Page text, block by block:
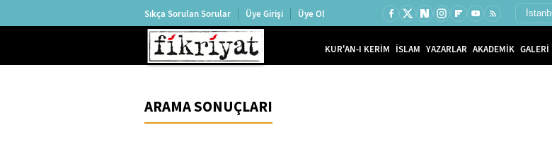
Sıkça Sorulan Sorular Üye Girişi Üye Ol
KUR'AN-I KERİM İSLAM YAZARLAR AKADEMİK GALERİ
ARAMA SONUÇLARI